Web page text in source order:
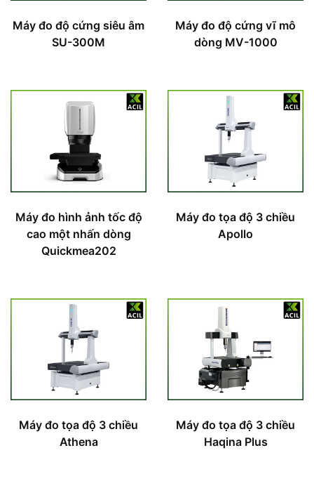
Máy đo độ cứng siêu âm
SU-300M
Máy đo độ cứng vĩ mô
dòng MV-1000
Máy đo hình ảnh tốc độ
cao một nhấn dòng
Quickmea202
Máy đo tọa độ 3 chiều
Apollo
Máy đo tọa độ 3 chiều
Athena
Máy đo tọa độ 3 chiều
Haqina Plus